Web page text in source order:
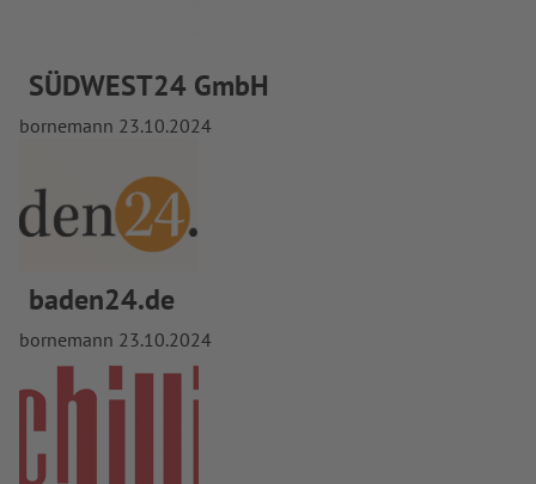
SÜDWEST24 GmbH
bornemann 23.10.2024
baden24.de
bornemann 23.10.2024